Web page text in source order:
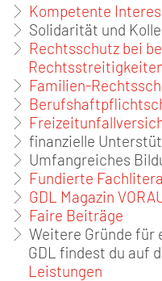
Kompetente
Solidarität und
Rechtsschutz bei
Familien-
finanzielle
Umfangreiches
Fundierte
GDL Magazin
Faire Beiträge
Weitere Gründe für
GDL findest du auf
Leistungen